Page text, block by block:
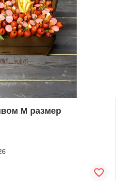
М размер